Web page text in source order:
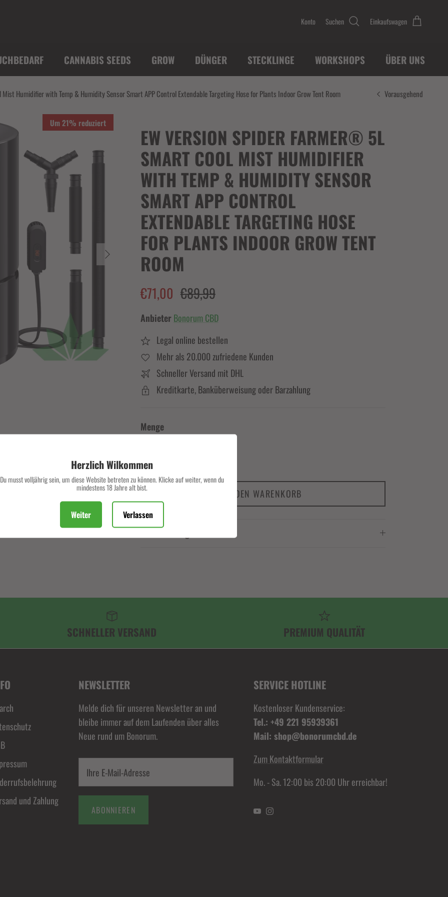
Konto Suchen Einkaufswagen
CANNABIS SEEDS GROW DÜNGER STECKLINGE WORKSHOPS ÜBER UNS
Humidifier with Temp & Humidity Sensor Smart APP Control Extendable Targeting Hose for Plants Indoor Grow Tent Room Vorausgehend
Nächste
Um 21% reduziert
EW VERSION SPIDER FARMER® 5L
SMART COOL MIST HUMIDIFIER
WITH TEMP & HUMIDITY SENSOR
SMART APP CONTROL
EXTENDABLE TARGETING HOSE
FOR PLANTS INDOOR GROW TENT
ROOM
€71,00 €89,99
Anbieter Bonorum CBD
Legal online bestellen
Mehr als 20.000 zufriedene Kunden
Schneller Versand mit DHL
Kreditkarte, Banküberweisung oder Barzahlung
Menge
IN DEN WARENKORB
SCHNELLER VERSAND PREMIUM QUALITÄT
und Zahlung
NEWSLETTER
Melde dich für unseren Newsletter an und
bleibe immer auf dem Laufenden über alles
Neue rund um Bonorum.
ABONNIEREN
SERVICE HOTLINE
Kostenloser Kundenservice:
Tel.: +49 221 95939361
Mail: shop@bonorumcbd.de
Zum Kontaktformular
Mo. - Sa. 12:00 bis 20:00 Uhr erreichbar!
YouTubeInstagram
Herzlich Wilkommen
Du musst volljährig sein, um diese Website betreten zu können. Klicke auf weiter, wenn du
mindestens 18 Jahre alt bist.
Weiter Verlassen